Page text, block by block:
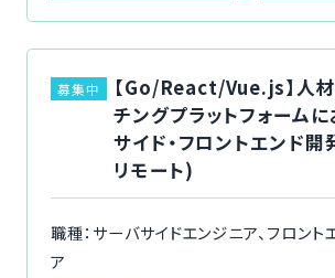
募集中
【Go/React/Vue.js】人
チングプラットフォーム
サイド・フロントエンド
リモート)
職種：サーバサイドエンジニア、フロント
ア